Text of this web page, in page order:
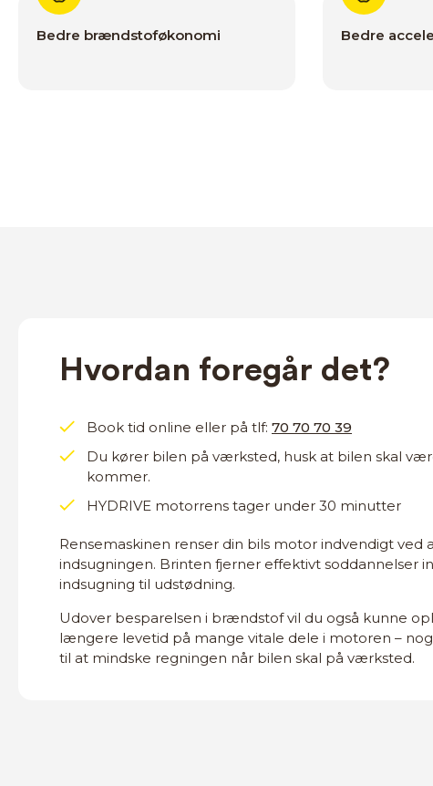
Bedre brændstoføkonomi Bedre
Hvordan foregår det?
Book tid online eller på tlf: 70 70 70 39
Du kører bilen på værksted, husk at bilen skal
kommer.
HYDRIVE motorrens tager under 30 minutter
Rensemaskinen renser din bils motor indvendigt ved
indsugningen. Brinten fjerner effektivt soddannelser
indsugning til udstødning.
Udover besparelsen i brændstof vil du også kunne
længere levetid på mange vitale dele i motoren –
til at mindske regningen når bilen skal på værksted.